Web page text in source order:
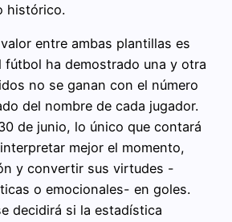
histórico.
entre ambas plantillas es
fútbol ha demostrado una y otra
no se ganan con el número
del nombre de cada jugador.
de junio, lo único que contará
mejor el momento,
y convertir sus virtudes -
o emocionales- en goles.
decidirá si la estadística